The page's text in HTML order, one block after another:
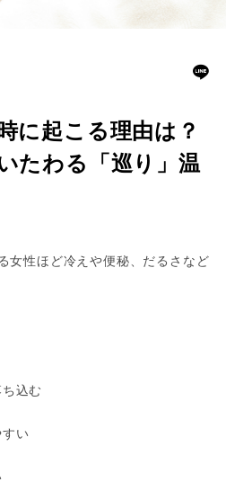
に起こる理由は？
たわる「巡り」温
女性ほど冷えや便秘、だるさなど
込む
すい